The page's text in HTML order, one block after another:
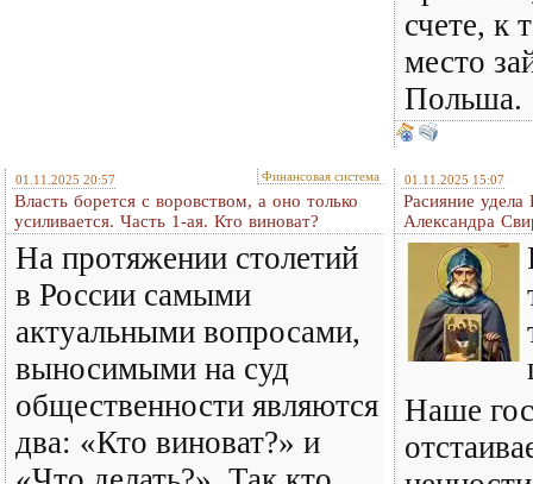
счете, к
место
Польша.
01.11.2025 20:57 Финансовая система
Власть борется с воровством, а оно только
усиливается. Часть 1-ая. Кто виноват?
На протяжении столетий
в России самыми
актуальными вопросами,
выносимыми на суд
общественности являются
два: «Кто виноват?» и
01.11.2025 15:07
Расияние
Александра
Наше